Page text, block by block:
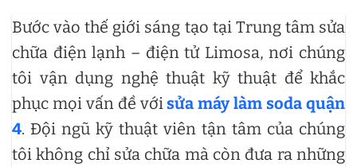
Bước vào thế giới sáng tạo tại Trung tâm sửa
chữa điện lạnh – điện tử Limosa, nơi chúng
tôi vận dụng nghệ thuật kỹ thuật để khắc
phục mọi vấn đề với sửa máy làm soda quận
4. Đội ngũ kỹ thuật viên tận tâm của chúng
tôi không chỉ sửa chữa mà còn đưa ra những